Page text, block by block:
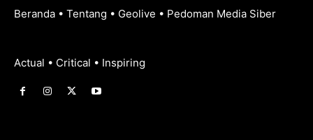
Beranda • Tentang • Geolive • Pedoman Media Siber
Actual • Critical • Inspiring